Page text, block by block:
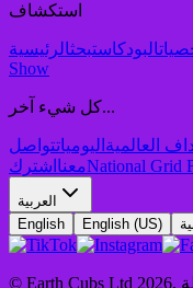
استكشاف
البودكاستبحثالرئيسية
Show
كل شيء آخر...
العالمية اليومياتتواصل
معنا اشترك National Grid
العربية
English
English (US)
© Earth Cubs Ltd 2026,